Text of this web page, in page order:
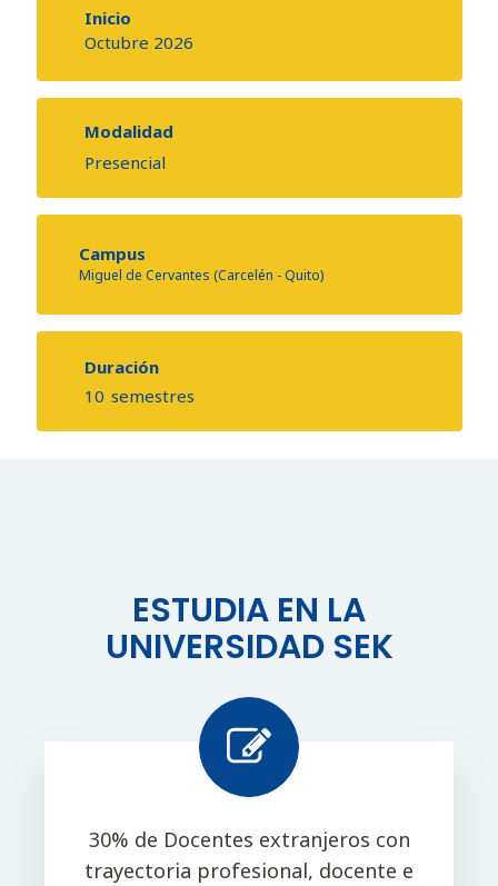
Inicio
Octubre 2026
Modalidad
Presencial
Campus
Miguel de Cervantes (Carcelén - Quito)
Duración
10 semestres
ESTUDIA EN LA
UNIVERSIDAD SEK
30% de Docentes extranjeros con
trayectoria profesional, docente e